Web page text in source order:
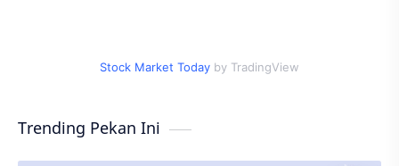
Stock Market Today by TradingView
Trending Pekan Ini